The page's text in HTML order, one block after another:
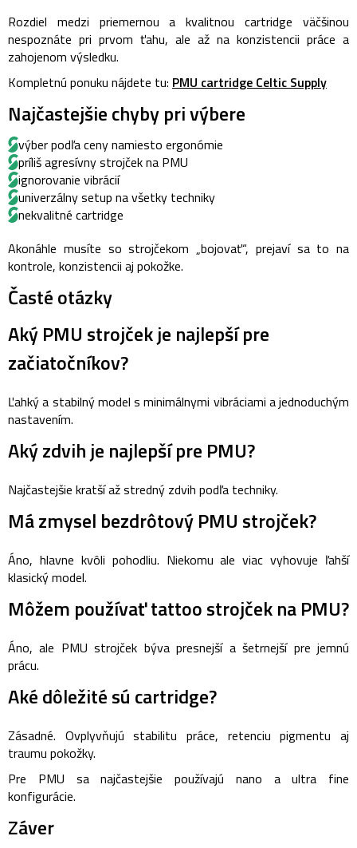
Rozdiel medzi priemernou a kvalitnou cartridge väčšinou
nespoznáte pri prvom ťahu, ale až na konzistencii práce a
zahojenom výsledku.
Kompletnú ponuku nájdete tu: PMU cartridge Celtic Supply
Najčastejšie chyby pri výbere
výber podľa ceny namiesto ergonómie
príliš agresívny strojček na PMU
ignorovanie vibrácií
univerzálny setup na všetky techniky
nekvalitné cartridge
Akonáhle musíte so strojčekom „bojovať“, prejaví sa to na
kontrole, konzistencii aj pokožke.
Časté otázky
Aký PMU strojček je najlepší pre
začiatočníkov?
Ľahký a stabilný model s minimálnymi vibráciami a jednoduchým
nastavením.
Aký zdvih je najlepší pre PMU?
Najčastejšie kratší až stredný zdvih podľa techniky.
Má zmysel bezdrôtový PMU strojček?
Áno, hlavne kvôli pohodliu. Niekomu ale viac vyhovuje ľahší
klasický model.
Môžem používať tattoo strojček na PMU?
Áno, ale PMU strojček býva presnejší a šetrnejší pre jemnú
prácu.
Aké dôležité sú cartridge?
Zásadné. Ovplyvňujú stabilitu práce, retenciu pigmentu aj
traumu pokožky.
Pre PMU sa najčastejšie používajú nano a ultra fine
konfigurácie.
Záver